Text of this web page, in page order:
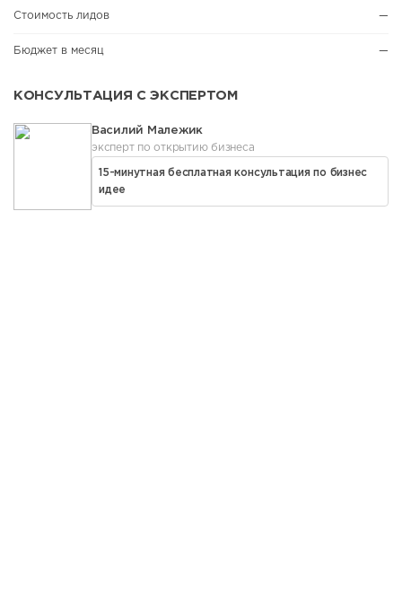
Стоимость лидов —
Бюджет в месяц —
КОНСУЛЬТАЦИЯ С ЭКСПЕРТОМ
Василий Малежик
эксперт по открытию бизнеса
15-минутная бесплатная консультация по бизнес
идее